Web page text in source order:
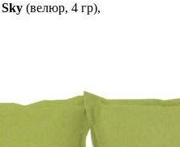
Sky (велюр, 4 гр),